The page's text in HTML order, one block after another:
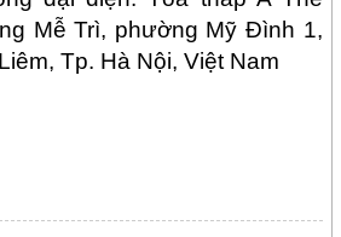
Mễ Trì, phường Mỹ Đình 1,
Tp. Hà Nội, Việt Nam